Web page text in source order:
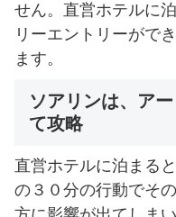
せん。直営ホテルに
リーエントリーがで
ます。
ソアリンは、ア
て攻略
直営ホテルに泊まる
の３０分の行動でそ